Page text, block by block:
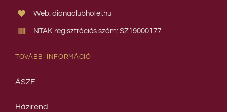
Web: dianaclubhotel.hu
NTAK regisztrációs szám: SZ19000177
TOVÁBBI INFORMÁCIÓ
ÁSZF
Házirend